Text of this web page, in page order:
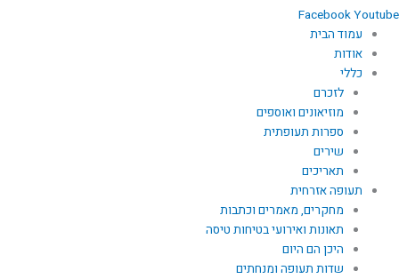
FacebookYoutube
עמוד הבית
אודות
כללי
לזכרם
מוזיאונים ואוספים
ספרות תעופתית
שירים
תאריכים
תעופה אזרחית
מחקרים, מאמרים וכתבות
תאונות ואירועי בטיחות טיסה
היכן הם היום
שדות תעופה ומנחתים